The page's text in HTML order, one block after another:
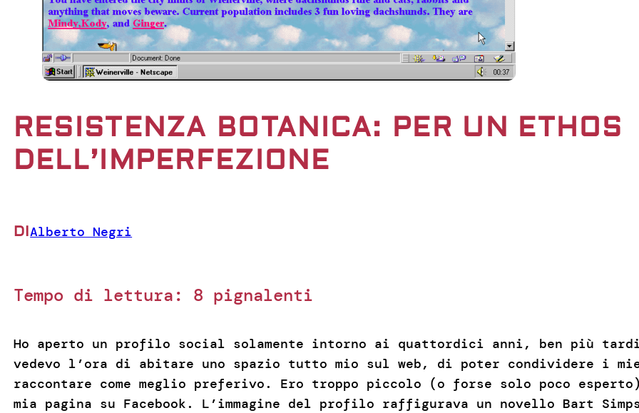
RESISTENZA BOTANICA: PER UN ETHOS
DELL’IMPERFEZIONE
DIAlberto Negri
Tempo di lettura: 8 pignalenti
Ho aperto un profilo social solamente intorno ai quattordici anni, ben più
vedevo l’ora di abitare uno spazio tutto mio sul web, di poter condividere i
raccontare come meglio preferivo. Ero troppo piccolo (o forse solo poco
mia pagina su Facebook. L’immagine del profilo raffigurava un novello Bart